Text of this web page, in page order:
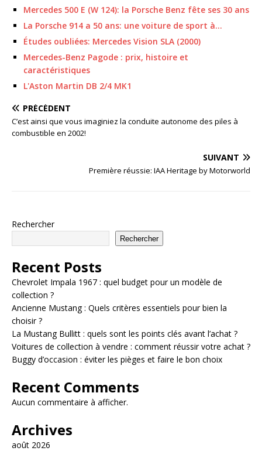
Mercedes 500 E (W 124): la Porsche Benz fête ses 30 ans
La Porsche 914 a 50 ans: une voiture de sport à…
Études oubliées: Mercedes Vision SLA (2000)
Mercedes-Benz Pagode : prix, histoire et
caractéristiques
L'Aston Martin DB 2/4 MK1
PRÉCÉDENT
C’est ainsi que vous imaginiez la conduite autonome des piles à
combustible en 2002!
SUIVANT
Première réussie: IAA Heritage by Motorworld
Rechercher
Rechercher
Recent Posts
Chevrolet Impala 1967 : quel budget pour un modèle de
collection ?
Ancienne Mustang : Quels critères essentiels pour bien la
choisir ?
La Mustang Bullitt : quels sont les points clés avant l’achat ?
Voitures de collection à vendre : comment réussir votre achat ?
Buggy d’occasion : éviter les pièges et faire le bon choix
Recent Comments
Aucun commentaire à afficher.
Archives
août 2026